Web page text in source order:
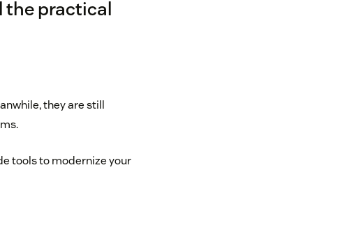
the practical
they are still
tools to modernize your